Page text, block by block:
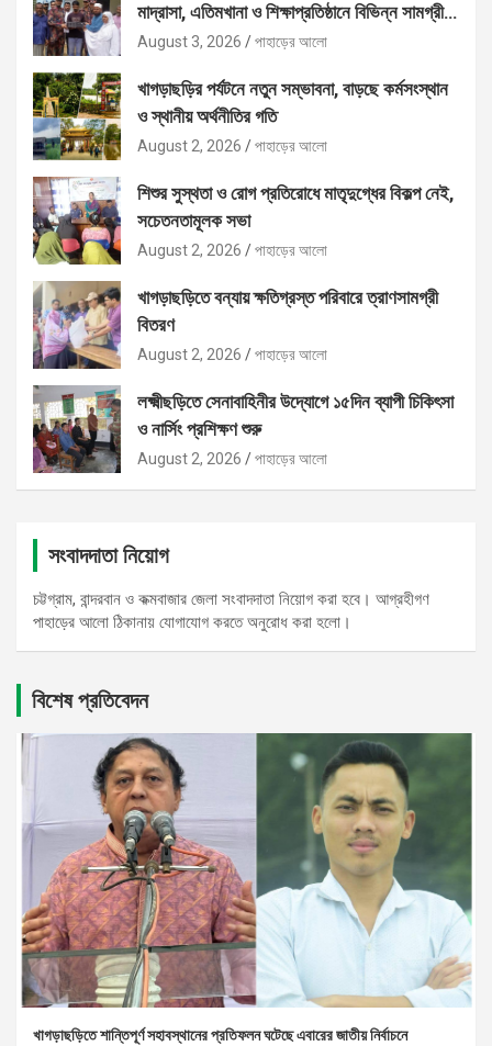
মাদ্রাসা, এতিমখানা ও শিক্ষাপ্রতিষ্ঠানে বিভিন্ন সামগ্রী
বিতরণ
August 3, 2026 পাহাড়ের আলো
খাগড়াছড়ির পর্যটনে নতুন সম্ভাবনা, বাড়ছে কর্মসংস্থান
ও স্থানীয় অর্থনীতির গতি
August 2, 2026 পাহাড়ের আলো
শিশুর সুস্থতা ও রোগ প্রতিরোধে মাতৃদুগ্ধের বিকল্প নেই,
সচেতনতামূলক সভা
August 2, 2026 পাহাড়ের আলো
খাগড়াছড়িতে বন্যায় ক্ষতিগ্রস্ত পরিবারে ত্রাণসামগ্রী
বিতরণ
August 2, 2026 পাহাড়ের আলো
লক্ষ্মীছড়িতে সেনাবাহিনীর উদ্যোগে ১৫দিন ব্যাপী চিকিৎসা
ও নার্সিং প্রশিক্ষণ শুরু
August 2, 2026 পাহাড়ের আলো
সংবাদদাতা নিয়োগ
চট্টগ্রাম, বান্দরবান ও কক্মবাজার জেলা সংবাদদাতা নিয়োগ করা হবে। আগ্রহীগণ
পাহাড়ের আলো ঠিকানায় যোগাযোগ করতে অনুরোধ করা হলো।
বিশেষ প্রতিবেদন
খাগড়াছড়িতে শান্তিপূর্ণ সহাবস্থানের প্রতিফলন ঘটেছে এবারের জাতীয় নির্বাচনে